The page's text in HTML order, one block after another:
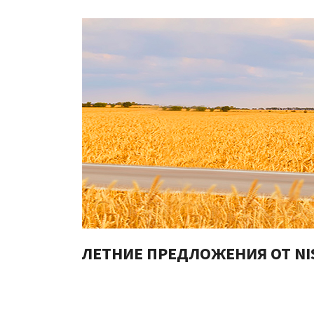
ЛЕТНИЕ ПРЕДЛОЖЕНИЯ ОТ